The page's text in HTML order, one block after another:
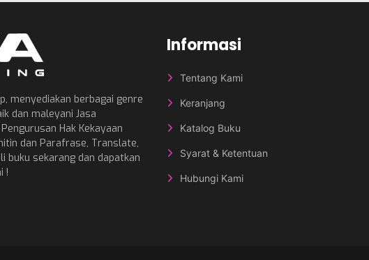
menyediakan berbagai genre
dan maleyani Jasa
Hak Kekayaan
dan Parafrase, Translate,
buku sekarang dan dapatkan
!
Informasi
Tentang Kami
Keranjang
Katalog Buku
Syarat & Ketentuan
Hubungi Kami